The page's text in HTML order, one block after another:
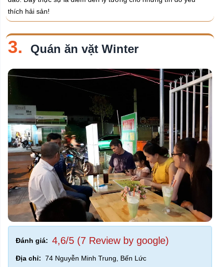
thích hải sản!
3. Quán ăn vặt Winter
Đánh giá: 4,6/5 (7 Review by google)
Địa chỉ: 74 Nguyễn Minh Trung, Bến Lức